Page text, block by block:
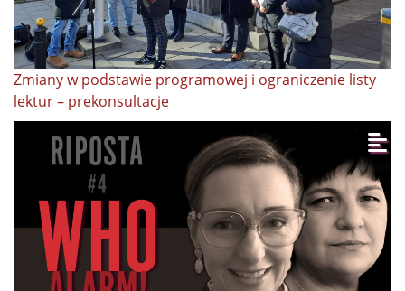
Zmiany w podstawie programowej i ograniczenie listy
lektur – prekonsultacje